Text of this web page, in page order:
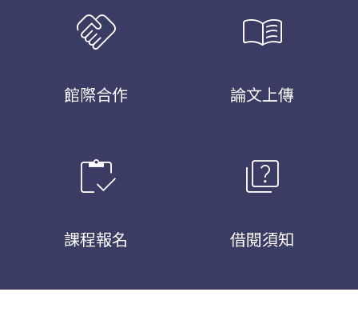
handshake
館際合作
menu_book
論文上傳
inventory
課程報名
quiz
借閱須知